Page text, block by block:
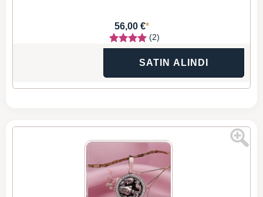
56,00 €*
(2)
SATIN ALINDI